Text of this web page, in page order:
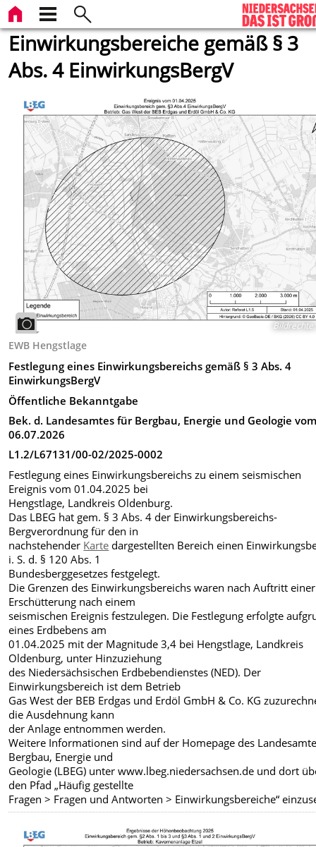
Einwirkungsbereiche gemäß § 3
Abs. 4 EinwirkungsBergV
Bildrechte:
EWB Hengstlage
Festlegung eines Einwirkungsbereichs gemäß § 3 Abs. 4
EinwirkungsBergV
Öffentliche Bekanntgabe
Bek. d. Landesamtes für Bergbau, Energie und Geologie
06.07.2026
L1.2/L67131/00-02/2025-0002
Festlegung eines Einwirkungsbereichs zu einem seismischen
Ereignis vom 01.04.2025 bei
Hengstlage, Landkreis Oldenburg.
Das LBEG hat gem. § 3 Abs. 4 der Einwirkungsbereichs-
Bergverordnung für den in
nachstehender Karte dargestellten Bereich einen
i. S. d. § 120 Abs. 1
Bundesberggesetzes festgelegt.
Die Grenzen des Einwirkungsbereichs waren nach Auftritt einer
Erschütterung nach einem
seismischen Ereignis festzulegen. Die Festlegung erfolgte
eines Erdbebens am
01.04.2025 mit der Magnitude 3,4 bei Hengstlage, Landkreis
Oldenburg, unter Hinzuziehung
des Niedersächsischen Erdbebendienstes (NED). Der
Einwirkungsbereich ist dem Betrieb
Gas West der BEB Erdgas und Erdöl GmbH & Co. KG
die Ausdehnung kann
der Anlage entnommen werden.
Weitere Informationen sind auf der Homepage des
Bergbau, Energie und
Geologie (LBEG) unter www.lbeg.niedersachsen.de und dort
den Pfad „Häufig gestellte
Fragen > Fragen und Antworten > Einwirkungsbereiche“